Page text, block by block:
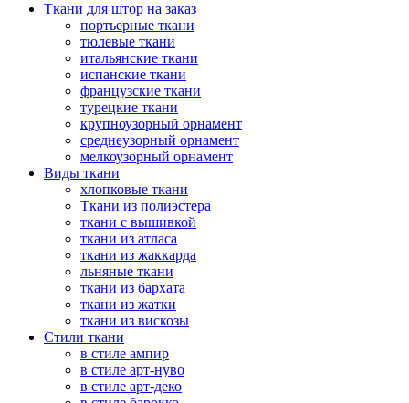
Ткани для штор на заказ
портьерные ткани
тюлевые ткани
итальянские ткани
испанские ткани
французские ткани
турецкие ткани
крупноузорный орнамент
среднеузорный орнамент
мелкоузорный орнамент
Виды ткани
хлопковые ткани
Ткани из полиэстера
ткани с вышивкой
ткани из атласа
ткани из жаккарда
льняные ткани
ткани из бархата
ткани из жатки
ткани из вискозы
Стили ткани
в стиле ампир
в стиле арт-нуво
в стиле арт-деко